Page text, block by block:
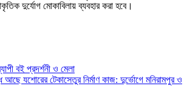
দুর্যোগ মোকাবিলায় ব্যবহার করা হবে।
বই প্রদর্শনী ও মেলা
যশোরের টেকাসেতুর নির্মাণ কাজ: দুর্ভোগে মনিরামপুর ও